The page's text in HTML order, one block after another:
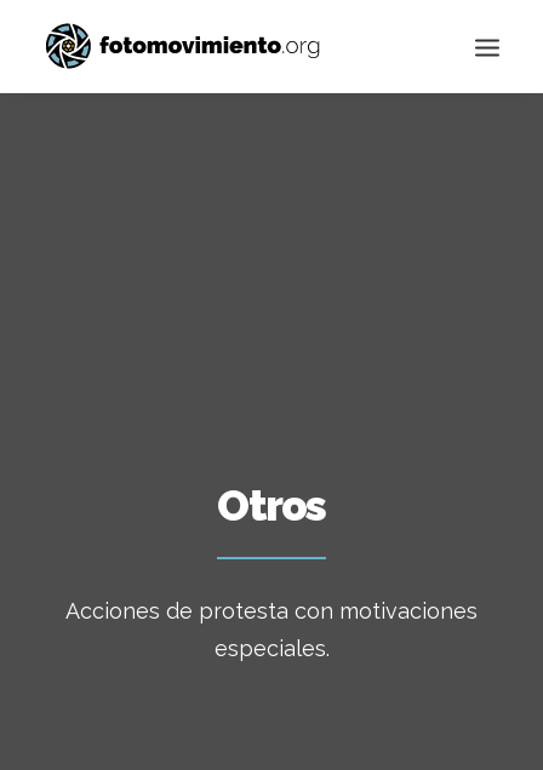
Otros
Acciones de protesta con motivaciones
especiales.